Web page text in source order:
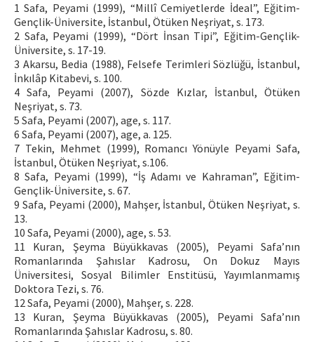
1 Safa, Peyami (1999), “Millî Cemiyetlerde İdeal”, Eğitim-
Gençlik-Üniversite, İstanbul, Ötüken Neşriyat, s. 173.
2 Safa, Peyami (1999), “Dört İnsan Tipi”, Eğitim-Gençlik-
Üniversite, s. 17-19.
3 Akarsu, Bedia (1988), Felsefe Terimleri Sözlüğü, İstanbul,
İnkılâp Kitabevi, s. 100.
4 Safa, Peyami (2007), Sözde Kızlar, İstanbul, Ötüken
Neşriyat, s. 73.
5 Safa, Peyami (2007), age, s. 117.
6 Safa, Peyami (2007), age, a. 125.
7 Tekin, Mehmet (1999), Romancı Yönüyle Peyami Safa,
İstanbul, Ötüken Neşriyat, s.106.
8 Safa, Peyami (1999), “İş Adamı ve Kahraman”, Eğitim-
Gençlik-Üniversite, s. 67.
9 Safa, Peyami (2000), Mahşer, İstanbul, Ötüken Neşriyat, s.
13.
10 Safa, Peyami (2000), age, s. 53.
11 Kuran, Şeyma Büyükkavas (2005), Peyami Safa’nın
Romanlarında Şahıslar Kadrosu, On Dokuz Mayıs
Üniversitesi, Sosyal Bilimler Enstitüsü, Yayımlanmamış
Doktora Tezi, s. 76.
12 Safa, Peyami (2000), Mahşer, s. 228.
13 Kuran, Şeyma Büyükkavas (2005), Peyami Safa’nın
Romanlarında Şahıslar Kadrosu, s. 80.